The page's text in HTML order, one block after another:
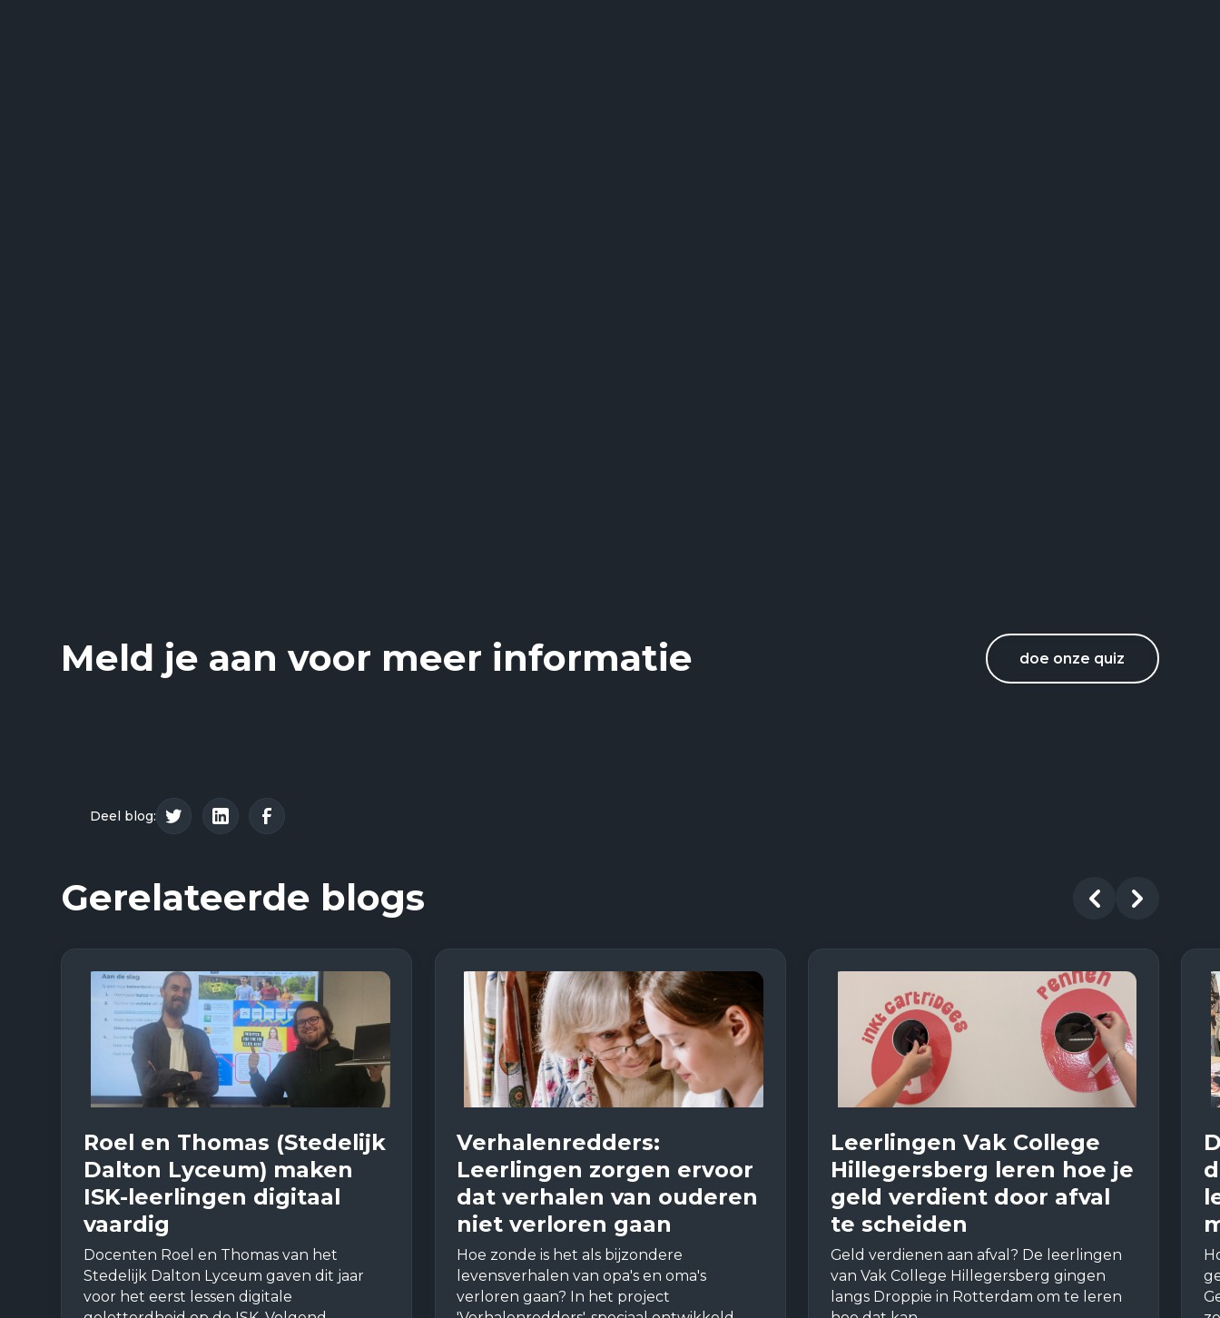
Meld je aan voor meer informatie doe onze quiz
Deel blog:
Gerelateerde blogs
Roel en Thomas (Stedelijk
Dalton Lyceum) maken
ISK-leerlingen digitaal
vaardig
Docenten Roel en Thomas van het
Stedelijk Dalton Lyceum gaven dit jaar
voor het eerst lessen digitale
Verhalenredders:
Leerlingen zorgen ervoor
dat verhalen van ouderen
niet verloren gaan
Hoe zonde is het als bijzondere
levensverhalen van opa's en oma's
verloren gaan? In het project
Leerlingen Vak College
Hillegersberg leren hoe je
geld verdient door afval
te scheiden
Geld verdienen aan afval? De leerlingen
van Vak College Hillegersberg gingen
langs Droppie in Rotterdam om te leren